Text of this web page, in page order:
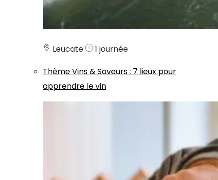
Leucate
1 journée
ThèmeVins & Saveurs: 7 lieux pour
apprendre le vin